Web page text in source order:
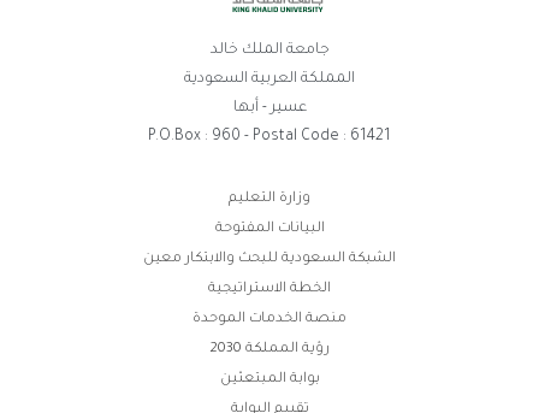
جامعة الملك خالد
المملكة العربية السعودية
عسير - أبها
P.O.Box : 960 - Postal Code : 61421
وزارة التعليم
البيانات المفتوحة
الشبكة السعودية للبحث والابتكار معين
الخطة الاستراتيجية
منصة الخدمات الموحدة
رؤية المملكة 2030
بوابة المبتعثين